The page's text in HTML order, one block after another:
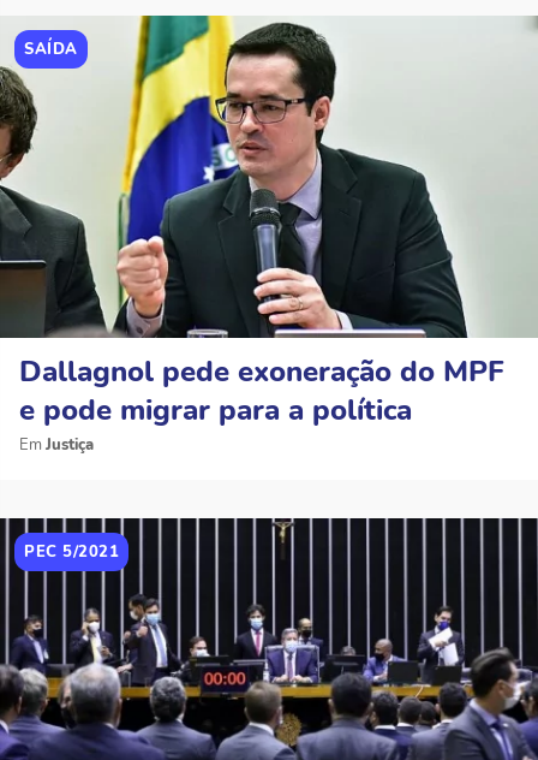
SAÍDA
Dallagnol pede exoneração do MPF
e pode migrar para a política
Justiça
PEC 5/2021